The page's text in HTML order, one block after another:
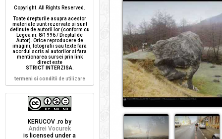
Copyright. All Rights Reserved.
Toate drepturile asupra acestor
materiale sunt rezervate si sunt
detinute de autorii lor (conform cu
Legea nr. 8/1996 / Dreptul de
Autor). Orice reproducere de
imagini, fotografii sau texte fara
acordul scris al autorilor si fara
mentionarea sursei prin link
direct este
STRICT INTERZISA.
termeni si conditii de utilizare
KERUCOV .ro by
Andrei Vocurek
is licensed under a